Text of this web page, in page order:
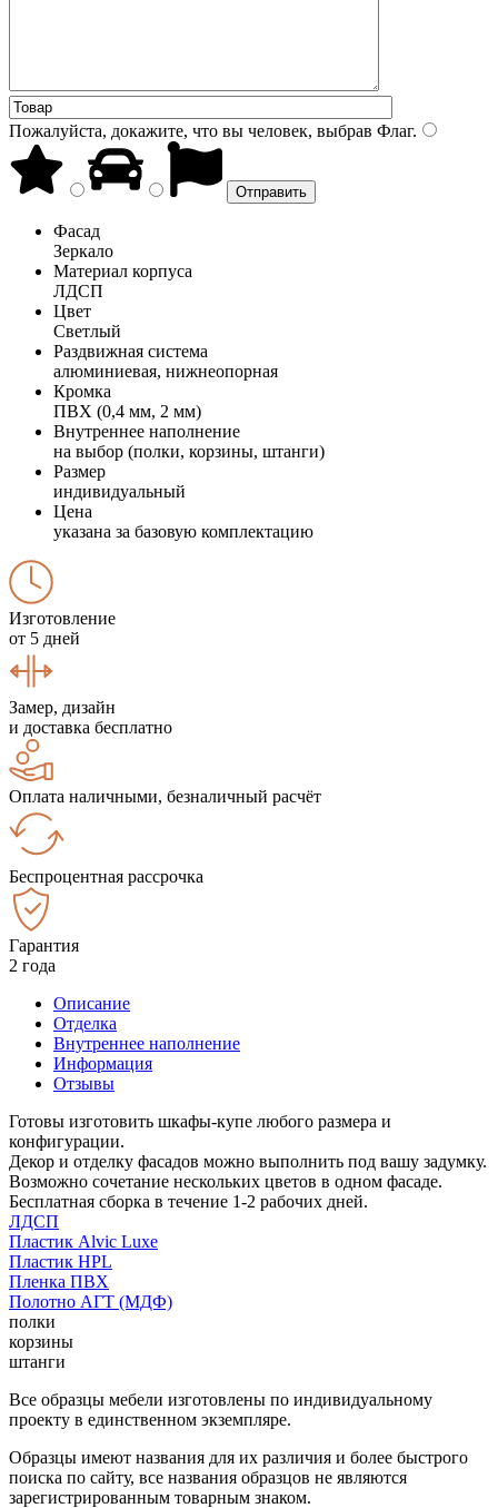
Пожалуйста, докажите, что вы человек, выбрав Флаг.
Фасад
Зеркало
Материал корпуса
ЛДСП
Цвет
Светлый
Раздвижная система
алюминиевая, нижнеопорная
Кромка
ПВХ (0,4 мм, 2 мм)
Внутреннее наполнение
на выбор (полки, корзины, штанги)
Размер
индивидуальный
Цена
указана за базовую комплектацию
Изготовление
от 5 дней
Замер, дизайн
и доставка бесплатно
Оплата наличными, безналичный расчёт
Беспроцентная рассрочка
Гарантия
2 года
Описание
Отделка
Внутреннее наполнение
Информация
Отзывы
Готовы изготовить шкафы-купе любого размера и
конфигурации.
Декор и отделку фасадов можно выполнить под вашу задумку.
Возможно сочетание нескольких цветов в одном фасаде.
Бесплатная сборка в течение 1-2 рабочих дней.
ЛДСП
Пластик Alvic Luxe
Пластик HPL
Пленка ПВХ
Полотно АГТ (МДФ)
полки
корзины
штанги
Все образцы мебели изготовлены по индивидуальному
проекту в единственном экземпляре.
Образцы имеют названия для их различия и более быстрого
поиска по сайту, все названия образцов не являются
зарегистрированным товарным знаком.